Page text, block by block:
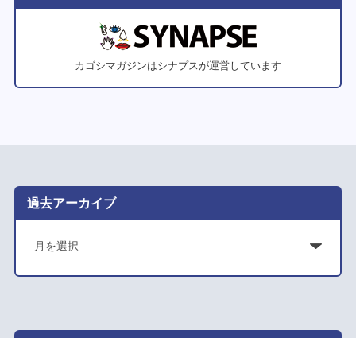
カゴシマガジンはシナプスが運営しています
過去アーカイブ
ア
カ